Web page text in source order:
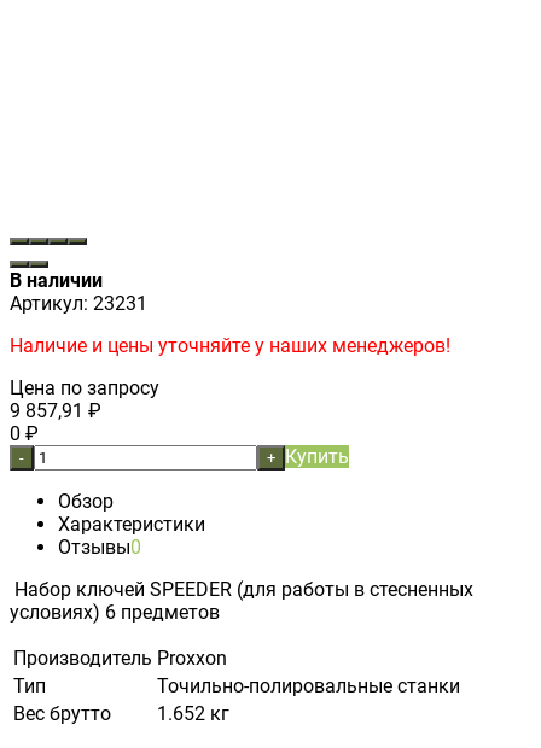
В наличии
Артикул: 23231
Наличие и цены уточняйте у наших менеджеров!
Цена по запросу
9 857,91 ₽
0 ₽
- + Купить
Обзор
Характеристики
Отзывы0
Набор ключей SPEEDER (для работы в стесненных
условиях) 6 предметов
Производитель Proxxon
Тип
Точильно-полировальные станки
Вес брутто
1.652 кг